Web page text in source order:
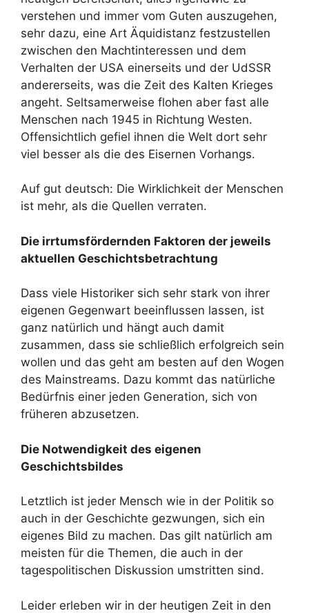
verstehen und immer vom Guten auszugehen,
sehr dazu, eine Art Äquidistanz festzustellen
zwischen den Machtinteressen und dem
Verhalten der USA einerseits und der UdSSR
andererseits, was die Zeit des Kalten Krieges
angeht. Seltsamerweise flohen aber fast alle
Menschen nach 1945 in Richtung Westen.
Offensichtlich gefiel ihnen die Welt dort sehr
viel besser als die des Eisernen Vorhangs.
Auf gut deutsch: Die Wirklichkeit der Menschen
ist mehr, als die Quellen verraten.
Die irrtumsfördernden Faktoren der jeweils
aktuellen Geschichtsbetrachtung
Dass viele Historiker sich sehr stark von ihrer
eigenen Gegenwart beeinflussen lassen, ist
ganz natürlich und hängt auch damit
zusammen, dass sie schließlich erfolgreich sein
wollen und das geht am besten auf den Wogen
des Mainstreams. Dazu kommt das natürliche
Bedürfnis einer jeden Generation, sich von
früheren abzusetzen.
Die Notwendigkeit des eigenen
Geschichtsbildes
Letztlich ist jeder Mensch wie in der Politik so
auch in der Geschichte gezwungen, sich ein
eigenes Bild zu machen. Das gilt natürlich am
meisten für die Themen, die auch in der
tagespolitischen Diskussion umstritten sind.
Leider erleben wir in der heutigen Zeit in den